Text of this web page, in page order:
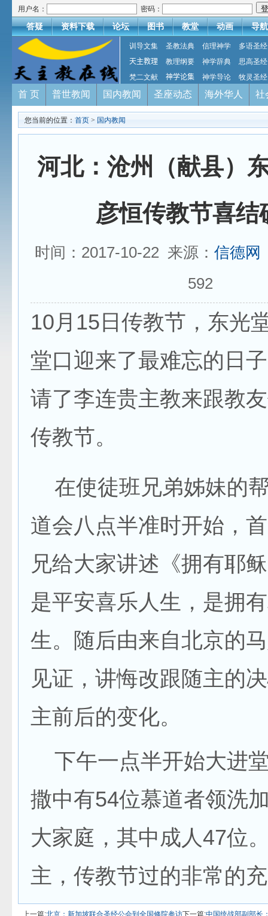
用户名： 密码：
答疑 资料下载 论坛 图书 教堂 动画 导航
训导文集 圣教法典 信理神学
多语圣经
天主教理
教理纲要 神学辞典
思高圣经
梵二文献
神学论集 神学导论 牧灵圣经
首 页 普世教闻 国内教闻 圣座动态 海外华人 社
您当前的位置： 首页 > 国内教闻
河北：沧州（献县）
彦恒传教节喜结
时间：2017-10-22 来源： 信德网
592
10月15日传教节，东光
堂口迎来了最难忘的日
请了李连贵主教来跟教
传教节。
在使徒班兄弟姊妹的
道会八点半准时开始，
兄给大家讲述《拥有耶
是平安喜乐人生，是拥
生。随后由来自北京的
见证，讲悔改跟随主的
主前后的变化。
下午一点半开始大进
撒中有54位慕道者领洗
大家庭，其中成人47位
主，传教节过的非常的
上一篇:北京：新加坡联合圣经公会到全国修院参访下一篇:中国统战部副部长